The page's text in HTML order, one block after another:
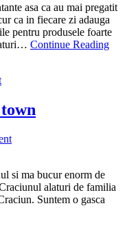
asa ca au mai pregatit
ca in fiecare zi adauga
pentru produsele foarte
Continue Reading
si ma bucur enorm de
alaturi de familia
Suntem o gasca